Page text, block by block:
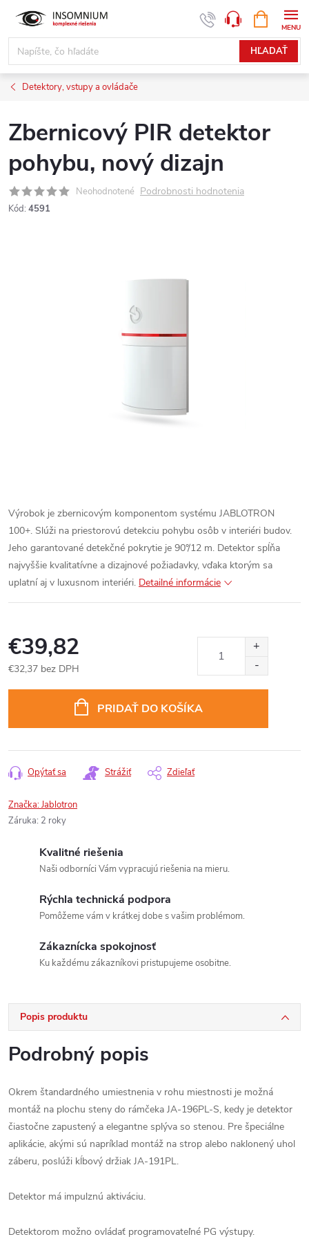
obsah
HĽADAŤ
KOŠÍK
Detektory, vstupy a ovládače
Zbernicový PIR detektor
pohybu, nový dizajn
Neohodnotené Podrobnosti hodnotenia
Kód: 4591
Výrobok je zbernicovým komponentom systému JABLOTRON
100+. Slúži na priestorovú detekciu pohybu osôb v interiéri budov.
Jeho garantované detekčné pokrytie je 90°/12 m. Detektor spĺňa
najvyššie kvalitatívne a dizajnové požiadavky, vďaka ktorým sa
uplatní aj v luxusnom interiéri. Detailné informácie
€39,82
€32,37 bez DPH
PRIDAŤ DO KOŠÍKA
Opýtať sa Strážiť Zdieľať
Značka:Jablotron
Záruka: 2 roky
Kvalitné riešenia
Naši odborníci Vám vypracujú riešenia na mieru.
Rýchla technická podpora
Pomôžeme vám v krátkej dobe s vašim problémom.
Zákaznícka spokojnosť
Ku každému zákazníkovi pristupujeme osobitne.
Popis produktu
Podrobný popis
Okrem štandardného umiestnenia v rohu miestnosti je možná
montáž na plochu steny do rámčeka JA-196PL-S, kedy je detektor
čiastočne zapustený a elegantne splýva so stenou. Pre špeciálne
aplikácie, akými sú napríklad montáž na strop alebo naklonený uhol
záberu, poslúži kĺbový držiak JA-191PL.
Detektor má impulznú aktiváciu.
Detektorom možno ovládať programovateľné PG výstupy.
www.insomnium.sk - Chat